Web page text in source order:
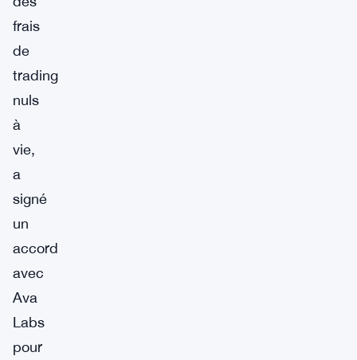
frais
de
trading
nuls
à
vie,
a
signé
un
accord
avec
Ava
Labs
pour